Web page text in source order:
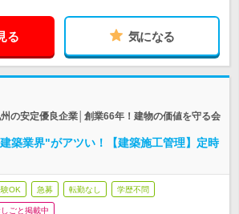
る 気になる
の安定優良企業│創業66年！建物の価値を守る会
築業界"がアツい！【建築施工管理】定時
OK 急募 転勤なし 学歴不問
ごと掲載中